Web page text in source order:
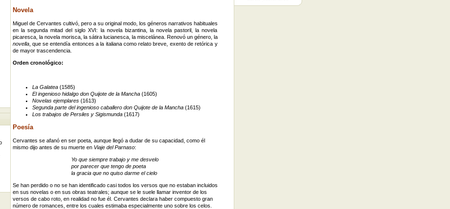
Novela
Miguel de Cervantes cultivó, pero a su original modo, los géneros narrativos habituales
en la segunda mitad del siglo XVI: la novela bizantina, la novela pastoril, la novela
picaresca, la novela morisca, la sátira lucianesca, la miscelánea. Renovó un género, la
novella, que se entendía entonces a la italiana como relato breve, exento de retórica y
de mayor trascendencia.
Orden cronológico:
La Galatea(1585)
El ingenioso hidalgo don Quijote de la Mancha(1605)
Novelas ejemplares(1613)
Segunda parte del ingenioso caballero don Quijote de la Mancha(1615)
Los trabajos de Persiles y Sigismunda(1617)
Poesía
Cervantes se afanó en ser poeta, aunque llegó a dudar de su capacidad, como él
mismo dijo antes de su muerte en Viaje del Parnaso:
Yo que siempre trabajo y me desvelo
por parecer que tengo de poeta
la gracia que no quiso darme el cielo
Se han perdido o no se han identificado casi todos los versos que no estaban incluidos
en sus novelas o en sus obras teatrales; aunque se le suele llamar inventor de los
versos de cabo roto, en realidad no fue él. Cervantes declara haber compuesto gran
número de romances, entre los cuales estimaba especialmente uno sobre los celos.